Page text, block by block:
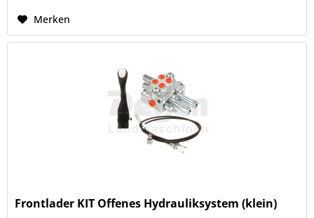
Merken
Frontlader KIT Offenes Hydrauliksystem (klein)